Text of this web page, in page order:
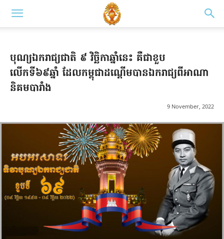
បុណ្យឯករាជ្យជាតិ ៩ វិច្ឆិកាឆ្នាំនេះ គឺជាខួប
លើកទី៦៩ឆ្នាំ ដែលកម្ពុជាដណ្តើមបានឯករាជ្យពីអាណា
និគមបារាំង
9 November, 2022